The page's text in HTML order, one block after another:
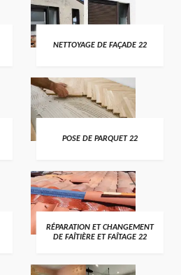
NETTOYAGE DE FAÇADE 22
POSE DE PARQUET 22
RÉPARATION ET CHANGEMENT
DE FAÎTIÈRE ET FAÎTAGE 22